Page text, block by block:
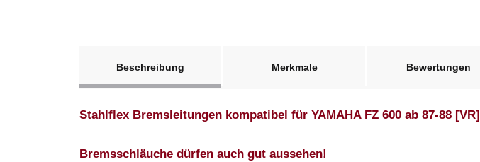
Beschreibung
Merkmale Bewertungen
Stahlflex Bremsleitungen kompatibel für YAMAHA FZ 600 ab 87-88 [VR]
Bremsschläuche dürfen auch gut aussehen!